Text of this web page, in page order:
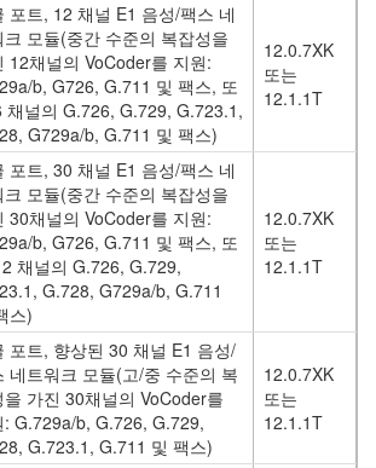
포트, 12 채널 E1 음성/팩스 네
크 모듈(중간 수준의 복잡성을
12채널의 VoCoder를 지원:
b, G726, G.711 및 팩스, 또
채널의 G.726, G.729, G.723.1,
G729a/b, G.711 및 팩스)
12.0.7XK
또는
12.1.1T
포트, 30 채널 E1 음성/팩스 네
크 모듈(중간 수준의 복잡성을
30채널의 VoCoder를 지원:
b, G726, G.711 및 팩스, 또
채널의 G.726, G.729,
G.728, G729a/b, G.711
스)
12.0.7XK
또는
12.1.1T
포트, 향상된 30 채널 E1 음성/
네트워크 모듈(고/중 수준의 복
을 가진 30채널의 VoCoder를
: G.729a/b, G.726, G.729,
G.723.1, G.711 및 팩스)
12.0.7XK
또는
12.1.1T